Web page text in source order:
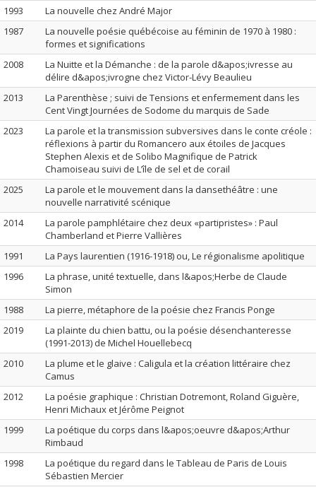
1993
La nouvelle chez André Major
1987
La nouvelle poésie québécoise au féminin de 1970 à 1980 :
formes et significations
2008
La Nuitte et la Démanche : de la parole d&apos;ivresse au
délire d&apos;ivrogne chez Victor-Lévy Beaulieu
2013
La Parenthèse ; suivi de Tensions et enfermement dans les
Cent Vingt Journées de Sodome du marquis de Sade
2023
La parole et la transmission subversives dans le conte créole :
réflexions à partir du Romancero aux étoiles de Jacques
Stephen Alexis et de Solibo Magnifique de Patrick
Chamoiseau suivi de L’île de sel et de corail
2025
La parole et le mouvement dans la dansethéâtre : une
nouvelle narrativité scénique
2014
La parole pamphlétaire chez deux «partipristes» : Paul
Chamberland et Pierre Vallières
1991
La Pays laurentien (1916-1918) ou, Le régionalisme apolitique
1996
La phrase, unité textuelle, dans l&apos;Herbe de Claude
Simon
1988
La pierre, métaphore de la poésie chez Francis Ponge
2019
La plainte du chien battu, ou la poésie désenchanteresse
(1991-2013) de Michel Houellebecq
2010
La plume et le glaive : Caligula et la création littéraire chez
Camus
2012
La poésie graphique : Christian Dotremont, Roland Giguère,
Henri Michaux et Jérôme Peignot
1999
La poétique du corps dans l&apos;oeuvre d&apos;Arthur
Rimbaud
1998
La poétique du regard dans le Tableau de Paris de Louis
Sébastien Mercier